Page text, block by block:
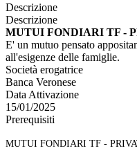
Descrizione
Descrizione
MUTUI FONDIARI TF -
E' un mutuo pensato
all'esigenze delle famiglie.
Società erogatrice
Banca Veronese
Data Attivazione
15/01/2025
Prerequisiti
MUTUI FONDIARI TF -